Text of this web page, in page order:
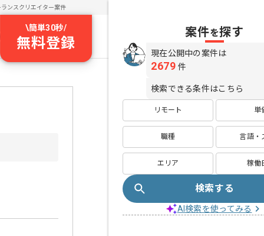
ランスクリエイター案件
\簡単30秒/
無料登録
案件を探す
現在公開中の案件は
2679 件
検索できる条件はこちら
リモート 単
職種 言語・
エリア 稼働
検索する
AI検索を使ってみる